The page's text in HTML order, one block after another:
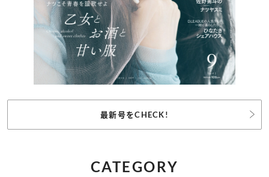
最新号をCHECK!
CATEGORY